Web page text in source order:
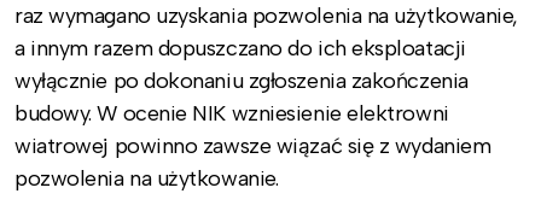
raz wymagano uzyskania pozwolenia na użytkowanie,
a innym razem dopuszczano do ich eksploatacji
wyłącznie po dokonaniu zgłoszenia zakończenia
budowy. W ocenie NIK wzniesienie elektrowni
wiatrowej powinno zawsze wiązać się z wydaniem
pozwolenia na użytkowanie.